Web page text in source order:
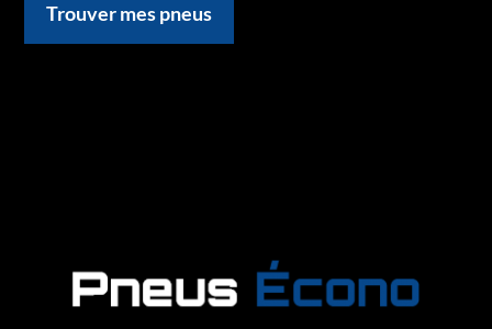
Trouver mes pneus